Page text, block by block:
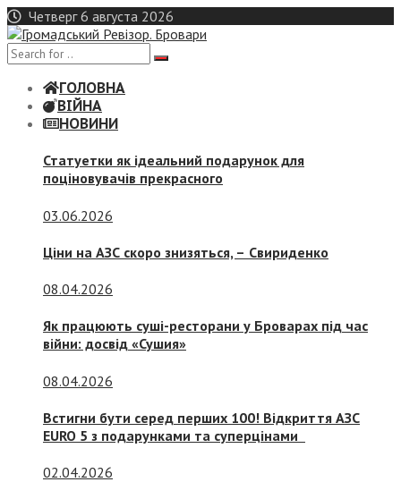
Skip
to
content
Четверг 6 августа 2026
ГОЛОВНА
ВІЙНА
НОВИНИ
Статуетки як ідеальний подарунок для
поціновувачів прекрасного
03.06.2026
Ціни на АЗС скоро знизяться, – Свириденко
08.04.2026
Як працюють суші-ресторани у Броварах під час
війни: досвід «Сушия»
08.04.2026
Встигни бути серед перших 100! Відкриття АЗС
EURO 5 з подарунками та суперцінами
02.04.2026